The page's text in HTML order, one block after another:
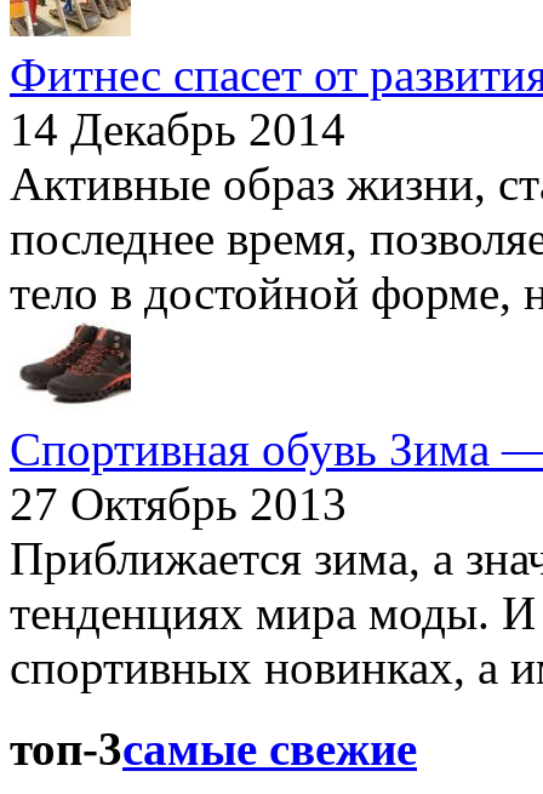
Фитнес спасет от
14 Декабрь 2014
Активные образ жизни,
последнее время,
тело в достойной форме,
Спортивная обувь Зима
27 Октябрь 2013
Приближается зима, а
тенденциях мира моды. И
спортивных новинках, а
топ-3самые свежие